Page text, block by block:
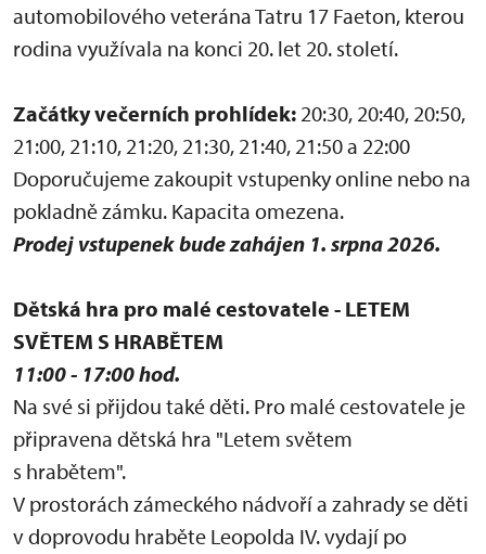
automobilového veterána Tatru 17 Faeton, kterou
rodina využívala na konci 20. let 20. století.
Začátky večerních prohlídek: 20:30, 20:40, 20:50,
21:00, 21:10, 21:20, 21:30, 21:40, 21:50 a 22:00
Doporučujeme zakoupit vstupenky online nebo na
pokladně zámku. Kapacita omezena.
Prodej vstupenek bude zahájen 1. srpna 2026.
Dětská hra pro malé cestovatele - LETEM
SVĚTEM S HRABĚTEM
11:00 - 17:00 hod.
Na své si přijdou také děti. Pro malé cestovatele je
připravena dětská hra "Letem světem
s hrabětem".
V prostorách zámeckého nádvoří a zahrady se děti
v doprovodu hraběte Leopolda IV. vydají po